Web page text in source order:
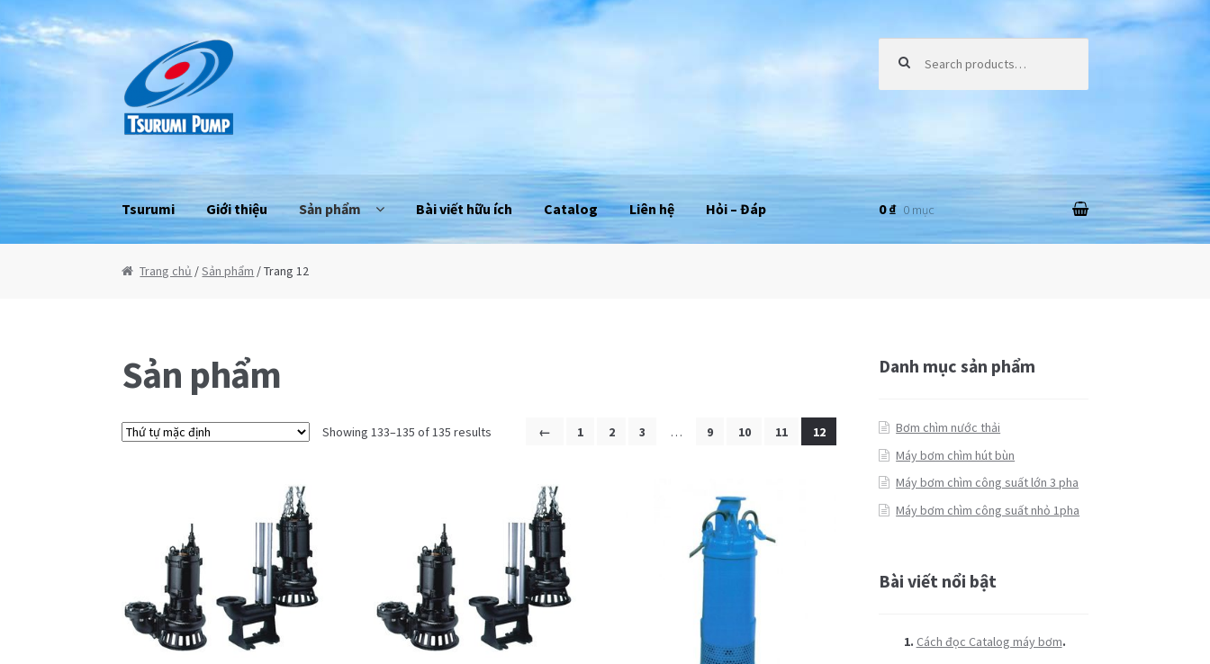
Đi đến Điều hướng
Chuyển đến nội dung
Tsurumi Giới thiệu Sản phẩm Bài viết hữu ích Catalog Liên hệ Hỏi – Đáp 0 ₫ 0 mục
Trang chủ /Sản phẩm / Trang 12
Sản phẩm
Showing 133–135 of 135 results ← 1 2 3 … 9 10 11 12
Danh mục sản phẩm
Bơm chìm nước thải
Máy bơm chìm hút bùn
Máy bơm chìm công suất lớn 3 pha
Máy bơm chìm công suất nhỏ 1pha
Bài viết nổi bật
Cách đọc Catalog máy bơm.